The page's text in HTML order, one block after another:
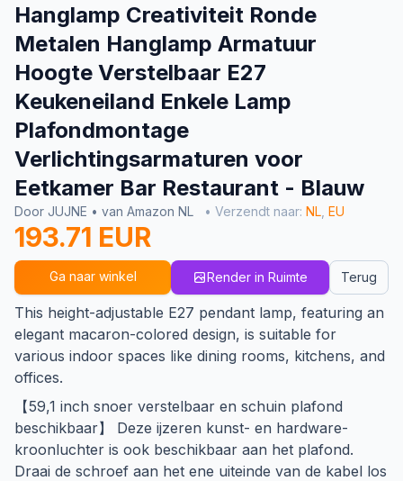
Hanglamp Creativiteit Ronde
Metalen Hanglamp Armatuur
Hoogte Verstelbaar E27
Keukeneiland Enkele Lamp
Plafondmontage
Verlichtingsarmaturen voor
Eetkamer Bar Restaurant - Blauw
Door JUJNE • van Amazon NL • Verzendt naar: NL EU
193.71 EUR
Ga naar winkel Render in Ruimte Terug
This height-adjustable E27 pendant lamp, featuring an
elegant macaron-colored design, is suitable for
various indoor spaces like dining rooms, kitchens, and
offices.
【59,1 inch snoer verstelbaar en schuin plafond
beschikbaar】 Deze ijzeren kunst- en hardware-
kroonluchter is ook beschikbaar aan het plafond.
Draai de schroef aan het ene uiteinde van de kabel los